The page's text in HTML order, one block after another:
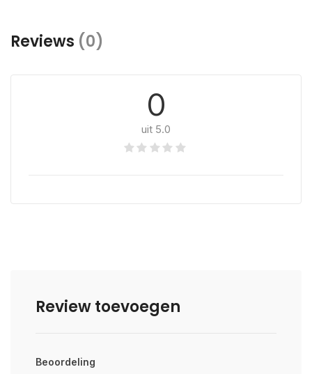
Reviews (0)
0
uit 5.0
Review toevoegen
Beoordeling